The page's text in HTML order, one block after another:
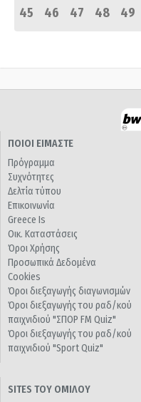
45
46 47 48 49
ΠΟΙΟΙ ΕΙΜΑΣΤΕ
Πρόγραμμα
Συχνότητες
Δελτία τύπου
Επικοινωνία
Greece Is
Οικ. Καταστάσεις
Όροι Χρήσης
Προσωπικά Δεδομένα
Cookies
Όροι διεξαγωγής διαγωνισμών
Όροι διεξαγωγής του ραδ/κού
παιχνιδιού "ΣΠΟΡ FM Quiz"
Όροι διεξαγωγής του ραδ/κού
παιχνιδιού "Sport Quiz"
SITES ΤΟΥ ΟΜΙΛΟΥ